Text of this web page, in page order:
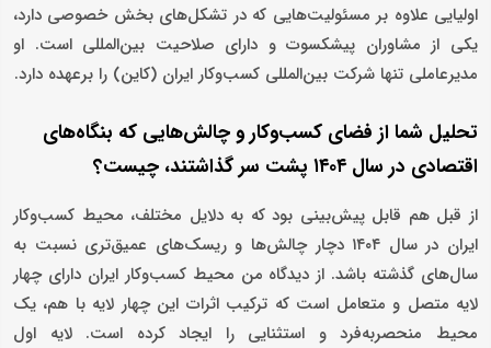
اولیایی علاوه بر مسئولیت‌هایی که در تشکل‌های بخش خصوصی دارد،
یکی از مشاوران پیشکسوت و دارای صلاحیت بین‌المللی است. او
مدیرعاملی تنها شرکت بین‌المللی کسب‌وکار ایران (کاین) را برعهده دارد.
تحلیل شما از فضای کسب‌وکار و چالش‌هایی که بنگاه‌های
اقتصادی در سال ۱۴۰۴ پشت سر گذاشتند، چیست؟
از قبل هم قابل پیش‌بینی بود که به دلایل مختلف، محیط کسب‌وکار
ایران در سال ۱۴۰۴ دچار چالش‌ها و ریسک‌های عمیق‌تری نسبت به
سال‌های گذشته باشد. از دیدگاه من محیط کسب‌وکار ایران دارای چهار
لایه متصل و متعامل است که ترکیب اثرات این چهار لایه با هم، یک
محیط منحصربه‌فرد و استثنایی را ایجاد کرده است. لایه اول